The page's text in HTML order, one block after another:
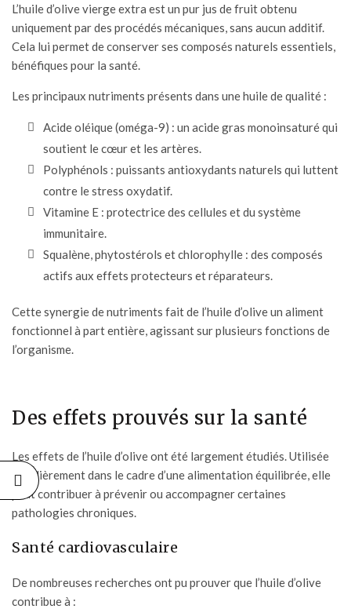
L’huile d’olivevierge extra est un pur jus de fruit obtenu
uniquement par des procédés mécaniques, sans aucun additif.
Cela lui permet de conserver ses composés naturels essentiels,
bénéfiques pour la santé.
Les principaux nutriments présents dans une huile de qualité :
Acide oléique (oméga-9) : un acide gras monoinsaturé qui
soutient le cœur et les artères.
Polyphénols : puissants antioxydants naturels qui luttent
contre le stress oxydatif.
Vitamine E : protectrice des cellules et du système
immunitaire.
Squalène, phytostérols et chlorophylle : des composés
actifs aux effets protecteurs et réparateurs.
Cette synergie de nutriments fait de l’huile d’olive un aliment
fonctionnel à part entière, agissant sur plusieurs fonctions de
l’organisme.
Des effets prouvés sur la santé
Les effets de l’huile d’olive ont été largement étudiés. Utilisée
régulièrement dans le cadre d’une alimentation équilibrée, elle
peut contribuer à prévenir ou accompagner certaines
pathologies chroniques.
Santé cardiovasculaire
De nombreuses recherches ont pu prouver que l’huile d’olive
contribue à :